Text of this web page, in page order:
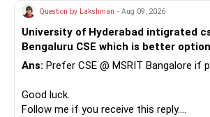
– Keep a smaller number of diversified
– Keep sufficient money in safer assets
needs.
At your age, chasing maximum returns is
» Manufacturing Funds
Question by Lakshman - Aug 09, 2026
University of Hyderabad intigrated
Bengaluru CSE which is better
Ans: Prefer CSE @ MSRIT Bangalore if
Good luck.
Follow me if you receive this reply.